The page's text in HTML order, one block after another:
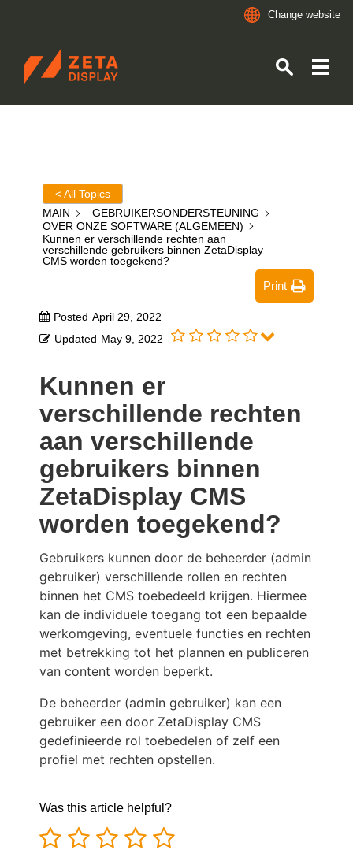
Change website
ZETADISPLAY
< All Topics
MAIN
GEBRUIKERSONDERSTEUNING
OVER ONZE SOFTWARE (ALGEMEEN)
Kunnen er verschillende rechten aan
verschillende gebruikers binnen ZetaDisplay
CMS worden toegekend?
Print
Posted April 29, 2022
Updated May 9, 2022
Kunnen er
verschillende rechten
aan verschillende
gebruikers binnen
ZetaDisplay CMS
worden toegekend?
Gebruikers kunnen door de beheerder (admin
gebruiker) verschillende rollen en rechten
binnen het CMS toebedeeld krijgen. Hiermee
kan de individuele toegang tot een bepaalde
werkomgeving, eventuele functies en rechten
met betrekking tot het plannen en publiceren
van content worden beperkt.
De beheerder (admin gebruiker) kan een
gebruiker een door ZetaDisplay CMS
gedefinieerde rol toebedelen of zelf een
profiel met rechten opstellen.
Was this article helpful?